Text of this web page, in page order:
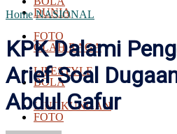
FOTO
LIFESTYLE
LINGKUNGAN
DUNIA
OLAH RAGA
BOLA
FOTO
Home NASIONAL
KPK Dalami
Arief Soal
Abdul Gafur